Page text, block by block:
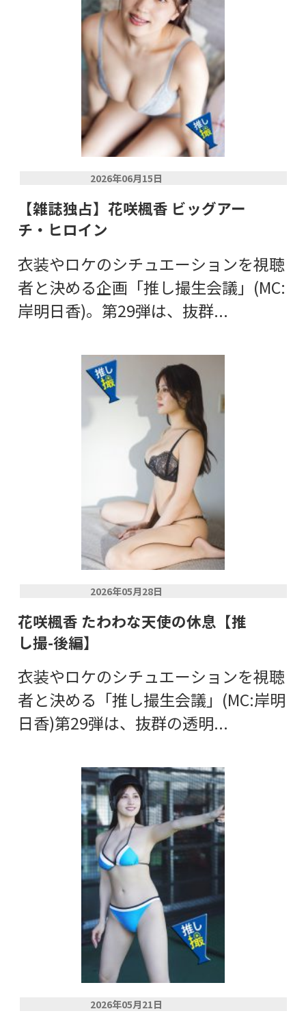
2026年06月15日
【雑誌独占】花咲楓香 ビッグアー
チ・ヒロイン
衣装やロケのシチュエーションを視聴
者と決める企画「推し撮生会議」(MC:
岸明日香)。第29弾は、抜群...
2026年05月28日
花咲楓香 たわわな天使の休息【推
し撮-後編】
衣装やロケのシチュエーションを視聴
者と決める「推し撮生会議」(MC:岸明
日香)第29弾は、抜群の透明...
2026年05月21日